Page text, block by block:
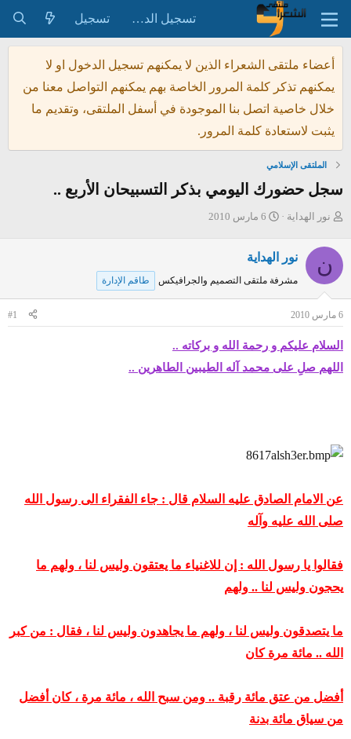
تسجيل الدخول تسجيل
أعضاء ملتقى الشعراء الذين لا يمكنهم تسجيل الدخول او لا
يمكنهم تذكر كلمة المرور الخاصة بهم يمكنهم التواصل معنا من
خلال خاصية اتصل بنا الموجودة في أسفل الملتقى، وتقديم ما
يثبت لاستعادة كلمة المرور.
الملتقى الإسلامي
سجل حضورك اليومي بذكر التسبيحان الأربع ..
ب
د
ئ
ا
م
و
نور الهداية
ت
خ
ل
6 مارس 2010
ن نور الهداية
مشرفة ملتقى التصميم والجرافيكس طاقم الإدارة
6 مارس 2010 #1
السلام عليكم و رحمة الله و بركاته ..
اللهم صلِ على محمد آله الطيبين الطاهرين ..
عن الامام الصادق عليه السلام قال : جاء الفقراء الى رسول الله
صلى الله عليه وآله
فقالوا يا رسول الله : إن للاغنياء ما يعتقون وليس لنا ، ولهم ما
يحجون وليس لنا .. ولهم
ما يتصدقون وليس لنا ، ولهم ما يجاهدون وليس لنا ، فقال : من كبر
الله .. مائة مرة كان
أفضل من عتق مائة رقبة .. ومن سبح الله ، مائة مرة ، كان أفضل
من سياق مائة بدنة